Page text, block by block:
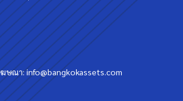
ษณา:info@bangkokassets.com